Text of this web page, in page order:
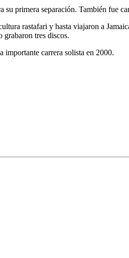
su primera separación. También fue
rastafari y hasta viajaron a
grabaron tres discos.
importante carrera solista en 2000.